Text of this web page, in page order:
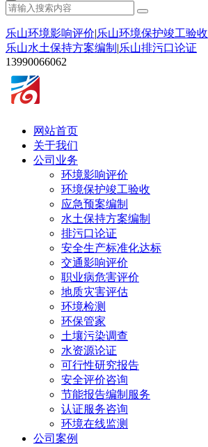
乐山环境影响评价|乐山环境保护竣工验收
乐山水土保持方案编制 |乐山排污口论证
13990066062
网站首页
关于我们
公司业务
环境影响评价
环境保护竣工验收
应急预案编制
水土保持方案编制
排污口论证
安全生产标准化达标
交通影响评价
职业病危害评价
地质灾害评估
环境检测
环保管家
土壤污染调查
水资源论证
可行性研究报告
安全评价咨询
节能报告编制服务
认证服务咨询
环境在线监测
公司案例